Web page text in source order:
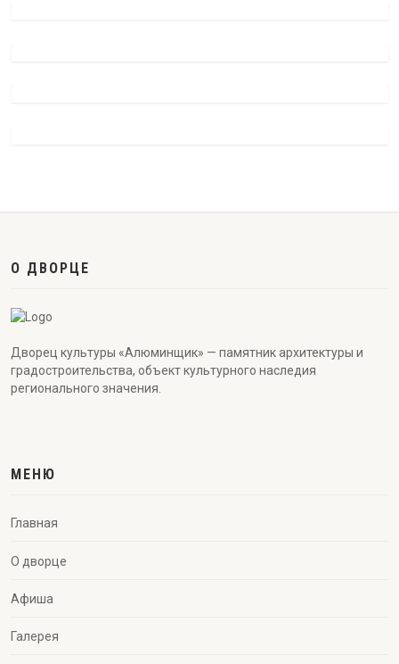
О ДВОРЦЕ
Дворец культуры «Алюминщик» — памятник архитектуры и
градостроительства, объект культурного наследия
регионального значения.
МЕНЮ
Главная
О дворце
Афиша
Галерея